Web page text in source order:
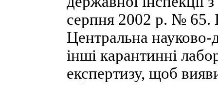
серпня 2002 р. № 65.
Центральна науково-
інші карантинні
експертизу, щоб